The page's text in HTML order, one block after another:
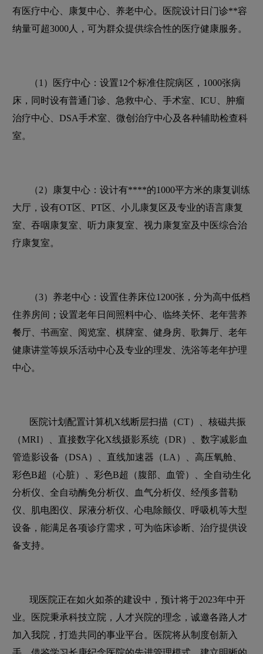
有医疗中心、康复中心、养老中心。医院设计日门诊**容
纳量可超3000人，可为群众提供综合性的医疗健康服务。
（1）医疗中心：设置12个标准住院病区，1000张病
床，同时设有普通门诊、急救中心、手术室、ICU、肿瘤
治疗中心、DSA手术室、微创治疗中心及各种辅助检查科
室。
（2）康复中心：设计有****的1000平方米的康复训练
大厅，设有OT区、PT区、小儿康复区及专业的语言康复
室、吞咽康复室、听力康复室、视力康复室及中医综合治
疗康复室。
（3）养老中心：设置住养床位1200张，分为高中低档
住养房间；设置老年日间照料中心、临终关怀、老年营养
餐厅、书画室、阅览室、棋牌室、健身房、歌舞厅、老年
健康讲堂等娱乐活动中心及专业的理发、洗浴等老年护理
中心。
医院计划配置计算机X线断层扫描（CT）、核磁共振
（MRI）、直接数字化X线摄影系统（DR）、数字减影血
管造影设备（DSA）、直线加速器（LA）、高压氧舱、
彩色B超（心脏）、彩色B超（腹部、血管）、全自动生化
分析仪、全自动酶免分析仪、血气分析仪、经颅多普勒
仪、肌电图仪、尿液分析仪、心电除颤仪、呼吸机等大型
设备，能满足各项诊疗需求，可为临床诊断、治疗提供设
备支持。
现医院正在如火如荼的建设中，预计将于2023年中开
业。医院秉承科技立院，人才兴院的理念，诚邀各路人才
加入我院，打造共同的事业平台。医院将从制度创新入